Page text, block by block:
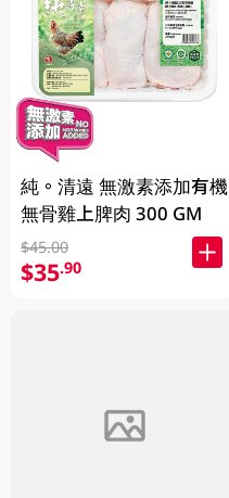
純。清遠 無激素添加有機
無骨雞上脾肉 300 GM
$45.00
$35.90